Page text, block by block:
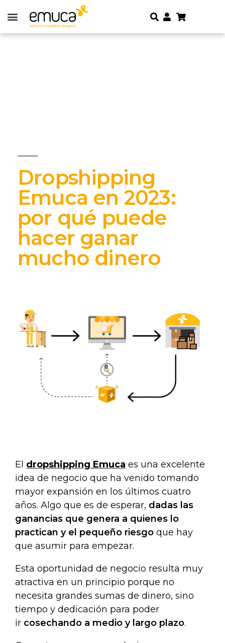
Dropshipping
Emuca en 2023:
por qué puede
hacer ganar
mucho dinero
El dropshipping Emuca es una excelente
idea de negocio que ha venido tomando
mayor expansión en los últimos cuatro
años. Algo que es de esperar, dadas las
ganancias que genera a quienes lo
practican y el pequeño riesgo que hay
que asumir para empezar.
Esta oportunidad de negocio resulta muy
atractiva en un principio porque no
necesita grandes sumas de dinero, sino
tiempo y dedicación para poder
ir cosechando a medio y largo plazo.